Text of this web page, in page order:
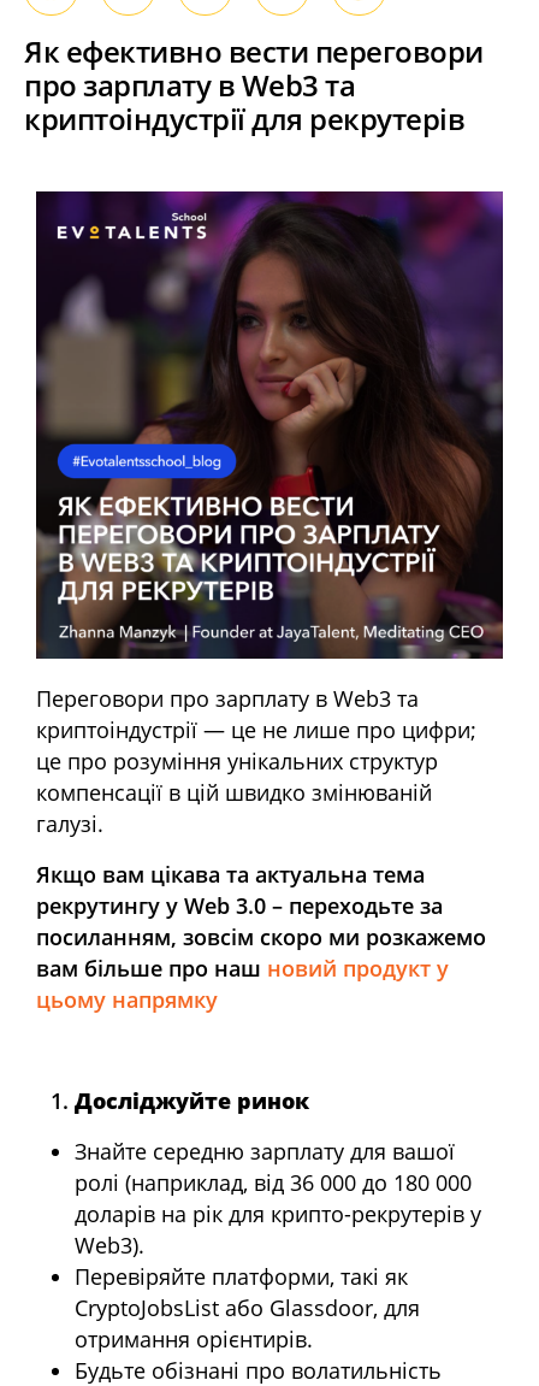
Як ефективно вести переговори
про зарплату в Web3 та
криптоіндустрії для рекрутерів
Переговори про зарплату в Web3 та
криптоіндустрії — це не лише про цифри;
це про розуміння унікальних структур
компенсації в цій швидко змінюваній
галузі.
Якщо вам цікава та актуальна тема
рекрутингу у Web 3.0 – переходьте за
посиланням, зовсім скоро ми розкажемо
вам більше про наш новий продукт у
цьому напрямку
Досліджуйте ринок
Знайте середню зарплату для вашої
ролі (наприклад, від 36 000 до 180 000
доларів на рік для крипто-рекрутерів у
Web3).
Перевіряйте платформи, такі як
CryptoJobsList або Glassdoor, для
отримання орієнтирів.
Будьте обізнані про волатильність